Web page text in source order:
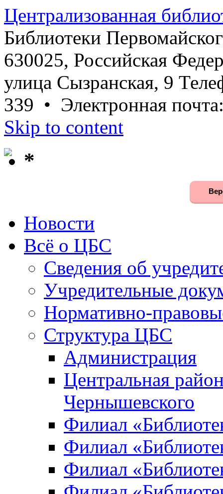
Централизованная
Библиотеки
630025, Российская
улица Сызранская, 9
339 • Электронная
Skip to content
*
Новости
Всё о ЦБС
Сведения об
Учредительные
Нормативно-
Структура ЦБС
Администрация
Центральная
Чернышевского
Филиал
Филиал
Филиал